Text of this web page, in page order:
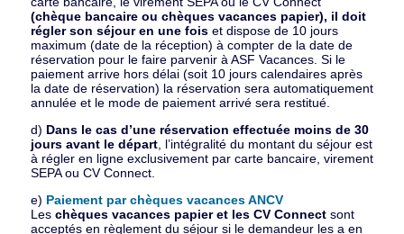
(chèque bancaire ou chèques vacances papier), il doit
régler son séjour en une foiset dispose de 10 jours
maximum (date de la réception) à compter de la date de
réservation pour le faire parvenir à ASF Vacances. Si le
paiement arrive hors délai (soit 10 jours calendaires après
la date de réservation) la réservation sera automatiquement
annulée et le mode de paiement arrivé sera restitué.
d) Dans le cas d’une réservation effectuée moins de 30
jours avant le départ, l’intégralité du montant du séjour est
à régler en ligne exclusivement par carte bancaire, virement
SEPA ou CV Connect.
e) Paiement par chèques vacances ANCV
Les chèques vacances papier et les CV Connectsont
acceptés en règlement du séjour si le demandeur les a en